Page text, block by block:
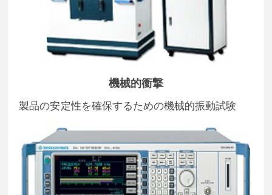
機械的衝撃
製品の安定性を確保するための機械的振動試験